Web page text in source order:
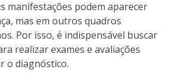
manifestações podem aparecer
mas em outros quadros
Por isso, é indispensável buscar
realizar exames e avaliações
o diagnóstico.